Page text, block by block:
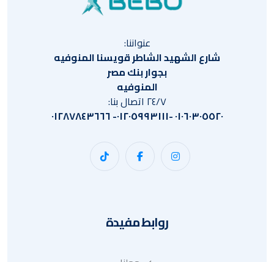
عنواننا:
شارع الشهيد الشاطر قويسنا المنوفيه
بجوار بنك مصر
المنوفيه
٢٤/٧ اتصال بنا:
٠١٠٦٠٣٠٥٥٢٠ -٠١٢٠٥٩٩٣١١١- ٠١٢٨٧٨٤٣٦٦٦
روابط مفيدة